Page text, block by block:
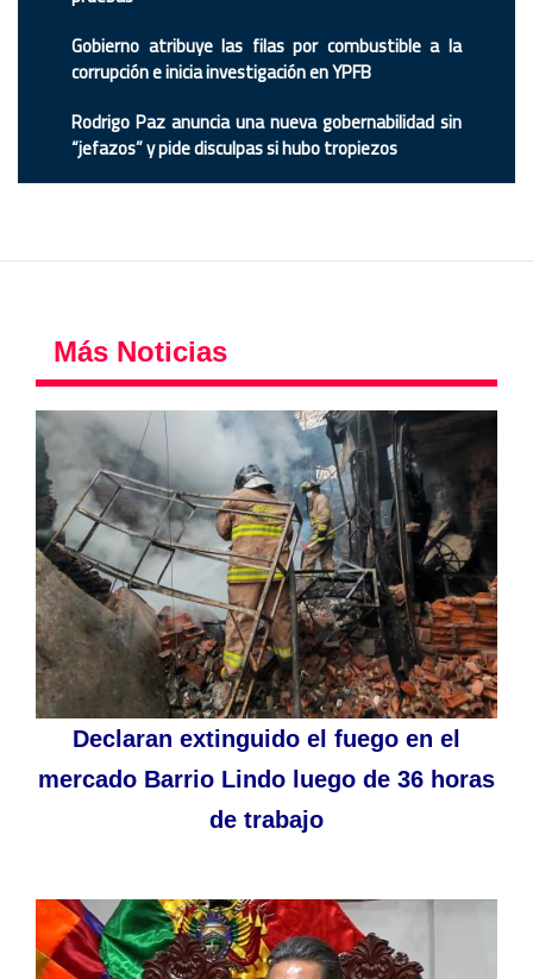
Gobierno atribuye las filas por combustible a la
corrupción e inicia investigación en YPFB
Rodrigo Paz anuncia una nueva gobernabilidad sin
“jefazos” y pide disculpas si hubo tropiezos
Más Noticias
Declaran extinguido el fuego en el
mercado Barrio Lindo luego de 36 horas
de trabajo